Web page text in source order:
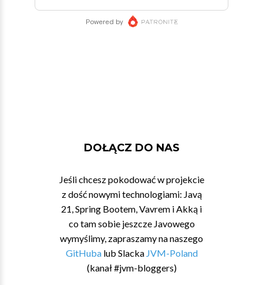
DOŁĄCZ DO NAS
Jeśli chcesz pokodować w projekcie
z dość nowymi technologiami: Javą
21, Spring Bootem, Vavrem i Akką i
co tam sobie jeszcze Javowego
wymyślimy, zapraszamy na naszego
GitHubalub Slacka JVM-Poland
(kanał #jvm-bloggers)